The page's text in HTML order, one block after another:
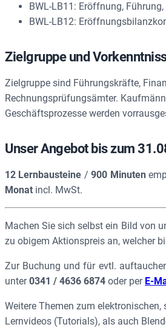
BWL-LB11: Eröffnung,
BWL-LB12:
Zielgruppe und
Zielgruppe sind Führungskräfte,
Rechnungsprüfungsämter.
Geschäftsprozesse werden
Unser Angebot bis zum
12 Lernbausteine /900 Minuten
Monat incl. MwSt.
Machen Sie sich selbst ein Bild von
zu obigem Aktionspreis an, welcher
Zur Buchung und für evtl.
unter0341 / 4636 6874 oder per E-
Weitere Themen zum
Lernvideos (Tutorials), als auch